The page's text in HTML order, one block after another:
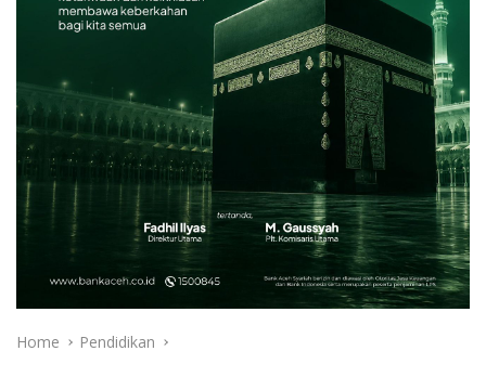
Home Pendidikan